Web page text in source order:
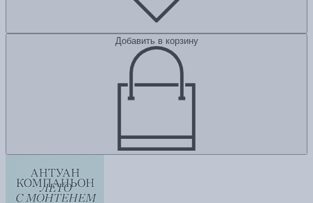
Добавить в корзину